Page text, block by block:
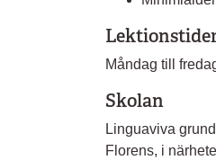
Måndag till
Skolan
Linguaviva
Florens, i